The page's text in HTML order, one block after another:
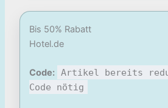
Bis 50% Rabatt
Hotel.de
Code:
Artikel bereits
Code nötig